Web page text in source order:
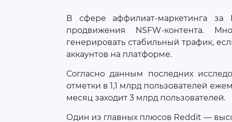
В сфере аффилиат-маркетинга за
продвижения NSFW-контента.
генерировать стабильный трафик,
аккаунтов на платформе.
Согласно данным последних
отметки в 1,1 млрд пользователей
месяц заходит 3 млрд пользователей.
Один из главных плюсов Reddit —